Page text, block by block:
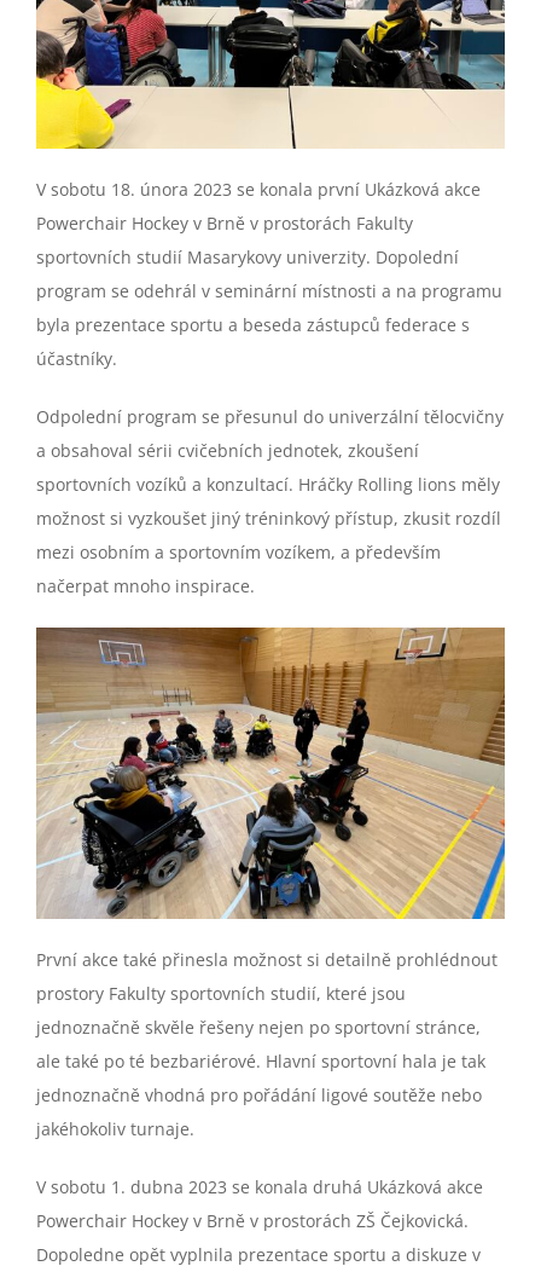
V sobotu 18. února 2023 se konala první Ukázková akce
Powerchair Hockey v Brně v prostorách Fakulty
sportovních studií Masarykovy univerzity. Dopolední
program se odehrál v seminární místnosti a na programu
byla prezentace sportu a beseda zástupců federace s
účastníky.
Odpolední program se přesunul do univerzální tělocvičny
a obsahoval sérii cvičebních jednotek, zkoušení
sportovních vozíků a konzultací. Hráčky Rolling lions měly
možnost si vyzkoušet jiný tréninkový přístup, zkusit rozdíl
mezi osobním a sportovním vozíkem, a především
načerpat mnoho inspirace.
První akce také přinesla možnost si detailně prohlédnout
prostory Fakulty sportovních studií, které jsou
jednoznačně skvěle řešeny nejen po sportovní stránce,
ale také po té bezbariérové. Hlavní sportovní hala je tak
jednoznačně vhodná pro pořádání ligové soutěže nebo
jakéhokoliv turnaje.
V sobotu 1. dubna 2023 se konala druhá Ukázková akce
Powerchair Hockey v Brně v prostorách ZŠ Čejkovická.
Dopoledne opět vyplnila prezentace sportu a diskuze v